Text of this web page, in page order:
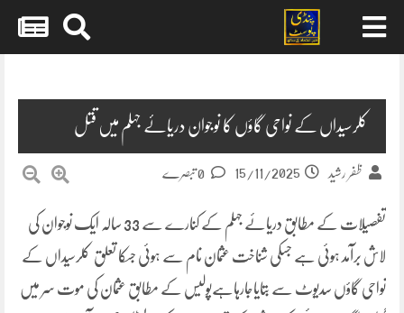
کلرسیداں کے نواحی گاؤں کا نوجوان دریائے جہلم میں قتل
ظفر رشید 15/11/2025
تفصیلات کے مطابق دریائے جہلم کے کنارے سے 33 سالہ ایک نوجوان کی
لاش برآمد ہوئی ہے جسکی شناخت عثمان نام سے ہوئی جسکا تعلق کلرسیداں کے
نواحی گاؤں سدیوٹ سے بتایاجارہاہےپولیس کے مطابق عثمان کی موت سر میں